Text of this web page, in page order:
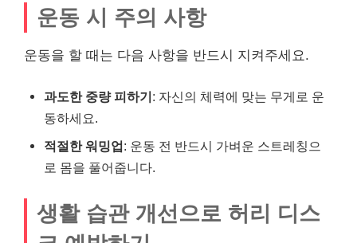
운동 시 주의 사항
운동을 할 때는 다음 사항을 반드시 지켜주세요.
과도한 중량 피하기 : 자신의 체력에 맞는 무게로 운
동하세요.
적절한 워밍업 : 운동 전 반드시 가벼운 스트레칭으
로 몸을 풀어줍니다.
생활 습관 개선으로 허리 디스